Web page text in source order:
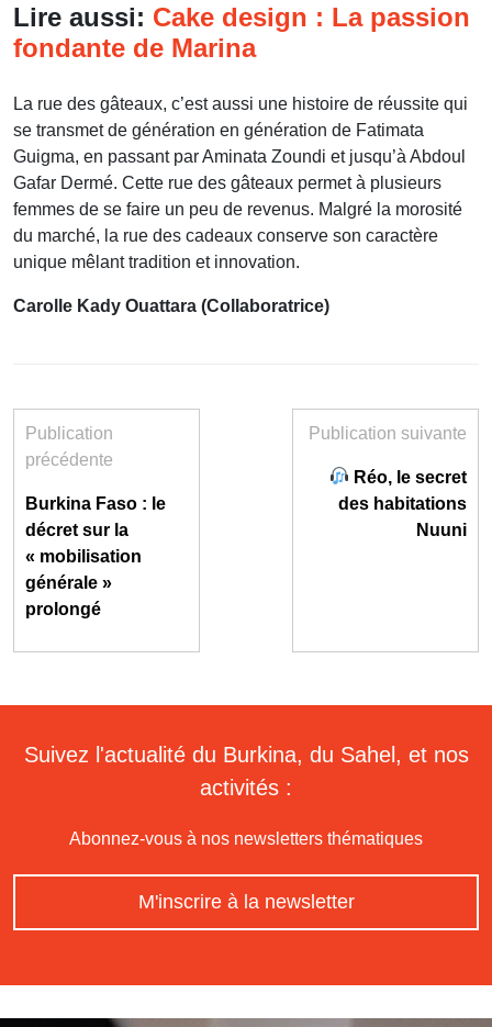
Lire aussi: Cake design : La passion
fondante de Marina
La rue des gâteaux, c’est aussi une histoire de réussite qui
se transmet de génération en génération de Fatimata
Guigma, en passant par Aminata Zoundi et jusqu’à Abdoul
Gafar Dermé. Cette rue des gâteaux permet à plusieurs
femmes de se faire un peu de revenus. Malgré la morosité
du marché, la rue des cadeaux conserve son caractère
unique mêlant tradition et innovation.
Carolle Kady Ouattara (Collaboratrice)
Publication
précédente
Burkina Faso : le
décret sur la
« mobilisation
générale »
prolongé
Publication suivante
Réo, le secret
des habitations
Nuuni
Suivez l'actualité du Burkina, du Sahel, et nos
activités :
Abonnez-vous à nos newsletters thématiques
M'inscrire à la newsletter